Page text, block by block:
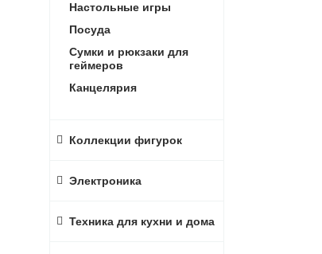
Настольные игры
Посуда
Сумки и рюкзаки для
геймеров
Канцелярия
Коллекции фигурок
Электроника
Техника для кухни и дома